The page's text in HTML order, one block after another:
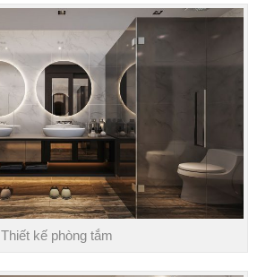
Thiết kế phòng tắm